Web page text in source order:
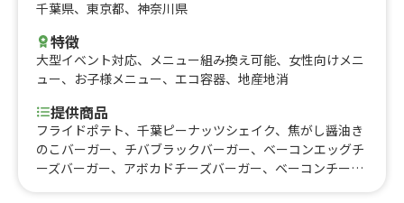
千葉県、 東京都、 神奈川県
特徴
大型イベント対応、 メニュー組み換え可能、 女性向けメニ
ュー、 お子様メニュー、 エコ容器、 地産地消
提供商品
フライドポテト、千葉ピーナッツシェイク、焦がし醤油き
のこバーガー、チバブラックバーガー、ベーコンエッグチ
ーズバーガー、アボカドチーズバーガー、ベーコンチーズ